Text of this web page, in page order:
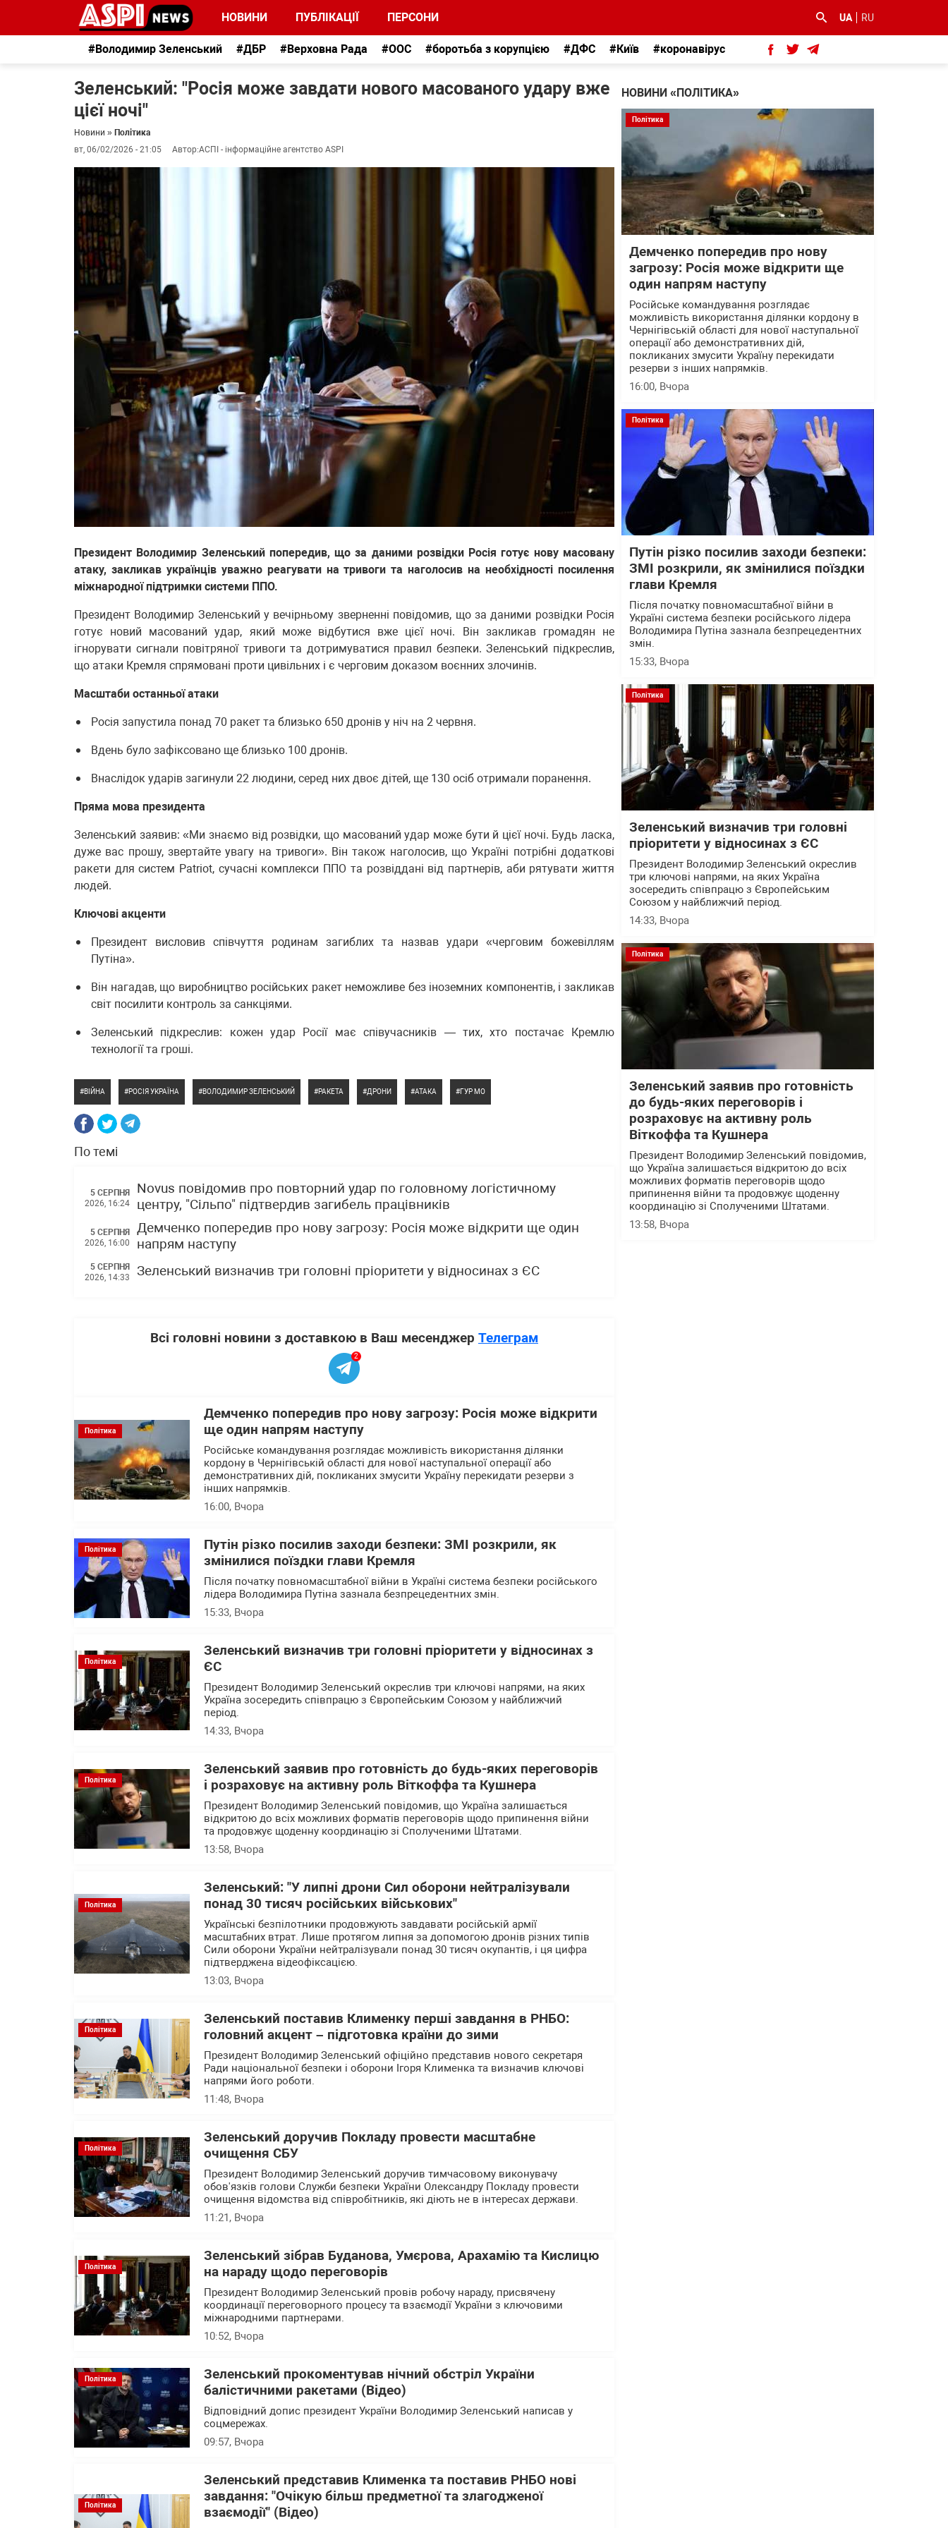
НОВИНИ ПУБЛІКАЦІЇ ПЕРСОНИ UA RU
#Володимир Зеленський #ДБР #Верховна Рада #ООС #боротьба з корупцією #ДФС #Київ #коронавірус
Зеленський: "Росія може завдати нового масованого удару вже
цієї ночі"
Новини » Політика
вт, 06/02/2026 - 21:05
Автор:АСПІ - інформаційне агентство ASPI
Президент Володимир Зеленський попередив, що за даними розвідки Росія готує нову масовану
атаку, закликав українців уважно реагувати на тривоги та наголосив на необхідності посилення
міжнародної підтримки системи ППО.
Президент Володимир Зеленський у вечірньому зверненні повідомив, що за даними розвідки Росія
готує новий масований удар, який може відбутися вже цієї ночі. Він закликав громадян не
ігнорувати сигнали повітряної тривоги та дотримуватися правил безпеки. Зеленський підкреслив,
що атаки Кремля спрямовані проти цивільних і є черговим доказом воєнних злочинів.
Масштаби останньої атаки
Росія запустила понад 70 ракет та близько 650 дронів у ніч на 2 червня.
Вдень було зафіксовано ще близько 100 дронів.
Внаслідок ударів загинули 22 людини, серед них двоє дітей, ще 130 осіб отримали поранення.
Пряма мова президента
Зеленський заявив: «Ми знаємо від розвідки, що масований удар може бути й цієї ночі. Будь ласка,
дуже вас прошу, звертайте увагу на тривоги». Він також наголосив, що Україні потрібні додаткові
ракети для систем Patriot, сучасні комплекси ППО та розвіддані від партнерів, аби рятувати життя
людей.
Ключові акценти
Президент висловив співчуття родинам загиблих та назвав удари «черговим божевіллям
Путіна».
Він нагадав, що виробництво російських ракет неможливе без іноземних компонентів, і закликав
світ посилити контроль за санкціями.
Зеленський підкреслив: кожен удар Росії має співучасників — тих, хто постачає Кремлю
технології та гроші.
ВІЙНА РОСІЯ УКРАЇНА ВОЛОДИМИР ЗЕЛЕНСЬКИЙ РАКЕТА ДРОНИ АТАКА ГУР МО
По темі
5 СЕРПНЯ
2026, 16:24
Novus повідомив про повторний удар по головному логістичному
центру, "Сільпо" підтвердив загибель працівників
5 СЕРПНЯ
2026, 16:00
Демченко попередив про нову загрозу: Росія може відкрити ще один
напрям наступу
5 СЕРПНЯ
2026, 14:33
Зеленський визначив три головні пріоритети у відносинах з ЄС
Всі головні новини з доставкою в Ваш месенджер Телеграм
2
Політика
Демченко попередив про нову загрозу: Росія може відкрити
ще один напрям наступу
Російське командування розглядає можливість використання ділянки
кордону в Чернігівській області для нової наступальної операції або
демонстративних дій, покликаних змусити Україну перекидати резерви з
інших напрямків.
16:00, Вчора
Політика
Путін різко посилив заходи безпеки: ЗМІ розкрили, як
змінилися поїздки глави Кремля
Після початку повномасштабної війни в Україні система безпеки російського
лідера Володимира Путіна зазнала безпрецедентних змін.
15:33, Вчора
Політика
Зеленський визначив три головні пріоритети у відносинах з
ЄС
Президент Володимир Зеленський окреслив три ключові напрями, на яких
Україна зосередить співпрацю з Європейським Союзом у найближчий
період.
14:33, Вчора
Політика
Зеленський заявив про готовність до будь-яких переговорів
і розраховує на активну роль Віткоффа та Кушнера
Президент Володимир Зеленський повідомив, що Україна залишається
відкритою до всіх можливих форматів переговорів щодо припинення війни
та продовжує щоденну координацію зі Сполученими Штатами.
13:58, Вчора
Політика
Зеленський: "У липні дрони Сил оборони нейтралізували
понад 30 тисяч російських військових"
Українські безпілотники продовжують завдавати російській армії
масштабних втрат. Лише протягом липня за допомогою дронів різних типів
Сили оборони України нейтралізували понад 30 тисяч окупантів, і ця цифра
підтверджена відеофіксацією.
13:03, Вчора
Політика
Зеленський поставив Клименку перші завдання в РНБО:
головний акцент – підготовка країни до зими
Президент Володимир Зеленський офіційно представив нового секретаря
Ради національної безпеки і оборони Ігоря Клименка та визначив ключові
напрями його роботи.
11:48, Вчора
Політика
Зеленський доручив Покладу провести масштабне
очищення СБУ
Президент Володимир Зеленський доручив тимчасовому виконувачу
обов'язків голови Служби безпеки України Олександру Покладу провести
очищення відомства від співробітників, які діють не в інтересах держави.
11:21, Вчора
Політика
Зеленський зібрав Буданова, Умєрова, Арахамію та Кислицю
на нараду щодо переговорів
Президент Володимир Зеленський провів робочу нараду, присвячену
координації переговорного процесу та взаємодії України з ключовими
міжнародними партнерами.
10:52, Вчора
Політика
Зеленський прокоментував нічний обстріл України
балістичними ракетами (Відео)
Відповідний допис президент України Володимир Зеленський написав у
соцмережах.
09:57, Вчора
Політика
Зеленський представив Клименка та поставив РНБО нові
завдання: "Очікую більш предметної та злагодженої
взаємодії" (Відео)
НОВИНИ «ПОЛІТИКА»
Політика
Демченко попередив про нову
загрозу: Росія може відкрити ще
один напрям наступу
Російське командування розглядає
можливість використання ділянки кордону в
Чернігівській області для нової наступальної
операції або демонстративних дій,
покликаних змусити Україну перекидати
резерви з інших напрямків.
16:00, Вчора
Політика
Путін різко посилив заходи безпеки:
ЗМІ розкрили, як змінилися поїздки
глави Кремля
Після початку повномасштабної війни в
Україні система безпеки російського лідера
Володимира Путіна зазнала безпрецедентних
змін.
15:33, Вчора
Політика
Зеленський визначив три головні
пріоритети у відносинах з ЄС
Президент Володимир Зеленський окреслив
три ключові напрями, на яких Україна
зосередить співпрацю з Європейським
Союзом у найближчий період.
14:33, Вчора
Політика
Зеленський заявив про готовність
до будь-яких переговорів і
розраховує на активну роль
Віткоффа та Кушнера
Президент Володимир Зеленський повідомив,
що Україна залишається відкритою до всіх
можливих форматів переговорів щодо
припинення війни та продовжує щоденну
координацію зі Сполученими Штатами.
13:58, Вчора